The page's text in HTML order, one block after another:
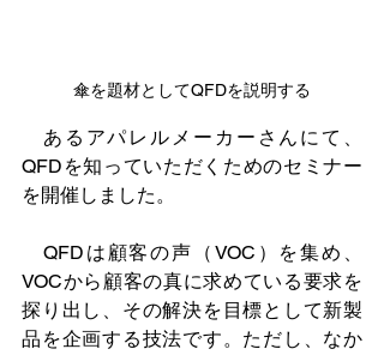
傘を題材としてQFDを説明する
あるアパレルメーカーさんにて、
QFDを知っていただくためのセミナー
を開催しました。
QFDは顧客の声（VOC）を集め、
VOCから顧客の真に求めている要求を
探り出し、その解決を目標として新製
品を企画する技法です。ただし、なか